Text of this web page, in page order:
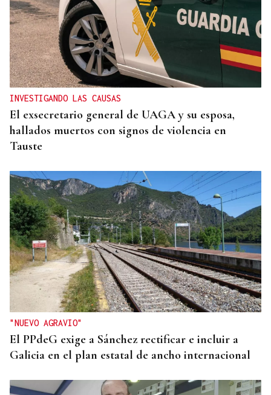
ECLIPSE EN ESPAÑA
Iberia fletará un vuelo especial para contemplar el
eclipse total de Sol desde el aire
INVESTIGANDO LAS CAUSAS
El exsecretario general de UAGA y su esposa,
hallados muertos con signos de violencia en
Tauste
"NUEVO AGRAVIO"
El PPdeG exige a Sánchez rectificar e incluir a
Galicia en el plan estatal de ancho internacional